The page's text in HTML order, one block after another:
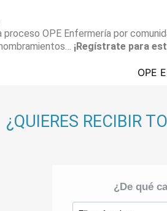
OPE Enfermería por
¡Regístrate para
¿QUIERES RECIBIR
¿De qué